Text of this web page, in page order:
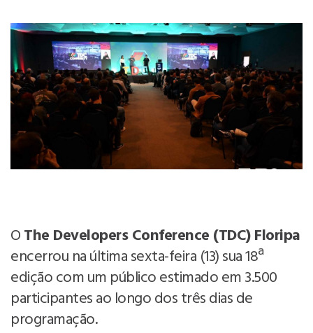
OThe Developers Conference (TDC) Floripa
encerrou na última sexta-feira (13) sua 18ª
edição com um público estimado em 3.500
participantes ao longo dos três dias de
programação.